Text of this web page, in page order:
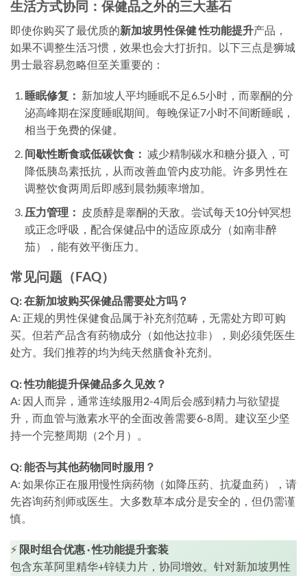
生活方式协同：保健品之外的三大基石
即使你购买了最优质的新加坡男性保健 性功能提升产品，
如果不调整生活习惯，效果也会大打折扣。以下三点是狮城
男士最容易忽略但至关重要的：
睡眠修复： 新加坡人平均睡眠不足6.5小时，而睾酮的分
泌高峰期在深度睡眠期间。每晚保证7小时不间断睡眠，
相当于免费的保健。
间歇性断食或低碳饮食： 减少精制碳水和糖分摄入，可
降低胰岛素抵抗，从而改善血管内皮功能。许多男性在
调整饮食两周后即感到晨勃频率增加。
压力管理： 皮质醇是睾酮的天敌。尝试每天10分钟冥想
或正念呼吸，配合保健品中的适应原成分（如南非醉
茄），能有效平衡压力。
常见问题（FAQ）
Q: 在新加坡购买保健品需要处方吗？
A: 正规的男性保健食品属于补充剂范畴，无需处方即可购
买。但若产品含有药物成分（如他达拉非），则必须凭医生
处方。我们推荐的均为纯天然膳食补充剂。
Q: 性功能提升保健品多久见效？
A: 因人而异，通常连续服用2-4周后会感到精力与欲望提
升，而血管与激素水平的全面改善需要6-8周。建议至少坚
持一个完整周期（2个月）。
Q: 能否与其他药物同时服用？
A: 如果你正在服用慢性病药物（如降压药、抗凝血药），请
先咨询药剂师或医生。大多数草本成分是安全的，但仍需谨
慎。
⚡ 限时组合优惠 · 性功能提升套装
包含东革阿里精华+锌镁力片，协同增效。针对新加坡男性